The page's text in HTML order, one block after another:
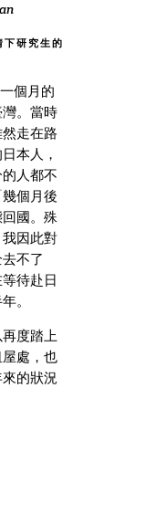
下研究生的
個月的
。當時
走在路
本人，
人都不
個月後
國。殊
因此對
不了
待赴日
。
度踏上
處，也
的狀況